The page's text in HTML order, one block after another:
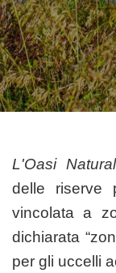
L'Oasi
delle riserve
vincolata a
dichiarata
per gli uccelli